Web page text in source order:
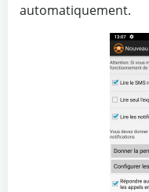
automatiquement.